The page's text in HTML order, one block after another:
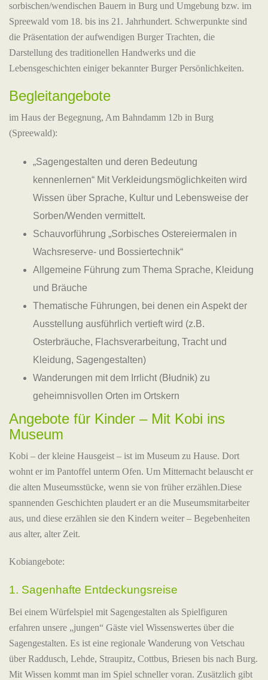
sorbischen/wendischen Bauern in Burg und Umgebung bzw. im
Spreewald vom 18. bis ins 21. Jahrhundert. Schwerpunkte sind
die Präsentation der aufwendigen Burger Trachten, die
Darstellung des traditionellen Handwerks und die
Lebensgeschichten einiger bekannter Burger Persönlichkeiten.
Begleitangebote
im Haus der Begegnung, Am Bahndamm 12b in Burg
(Spreewald):
„Sagengestalten und deren Bedeutung
kennenlernen“ Mit Verkleidungsmöglichkeiten wird
Wissen über Sprache, Kultur und Lebensweise der
Sorben/Wenden vermittelt.
Schauvorführung „Sorbisches Ostereiermalen in
Wachsreserve- und Bossiertechnik“
Allgemeine Führung zum Thema Sprache, Kleidung
und Bräuche
Thematische Führungen, bei denen ein Aspekt der
Ausstellung ausführlich vertieft wird (z.B.
Osterbräuche, Flachsverarbeitung, Tracht und
Kleidung, Sagengestalten)
Wanderungen mit dem Irrlicht (Błudnik) zu
geheimnisvollen Orten im Ortskern
Angebote für Kinder – Mit Kobi ins
Museum
Kobi – der kleine Hausgeist – ist im Museum zu Hause. Dort
wohnt er im Pantoffel unterm Ofen. Um Mitternacht belauscht er
die alten Museumsstücke, wenn sie von früher erzählen.Diese
spannenden Geschichten plaudert er an die Museumsmitarbeiter
aus, und diese erzählen sie den Kindern weiter – Begebenheiten
aus alter, alter Zeit.
Kobiangebote:
1. Sagenhafte Entdeckungsreise
Bei einem Würfelspiel mit Sagengestalten als Spielfiguren
erfahren unsere „jungen“ Gäste viel Wissenswertes über die
Sagengestalten. Es ist eine regionale Wanderung von Vetschau
über Raddusch, Lehde, Straupitz, Cottbus, Briesen bis nach Burg.
Mit Wissen kommt man im Spiel schneller voran. Zusätzlich gibt